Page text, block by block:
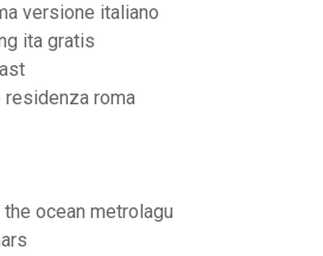
versione italiano
ita gratis
residenza roma
ocean metrolagu